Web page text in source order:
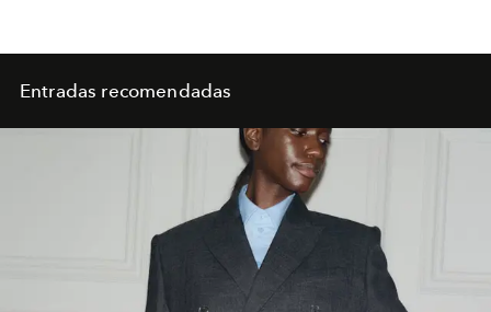
Entradas recomendadas